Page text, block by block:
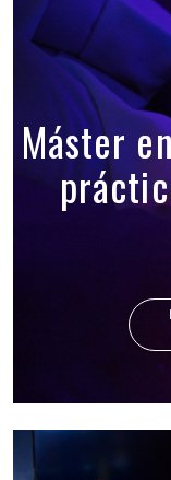
Máster